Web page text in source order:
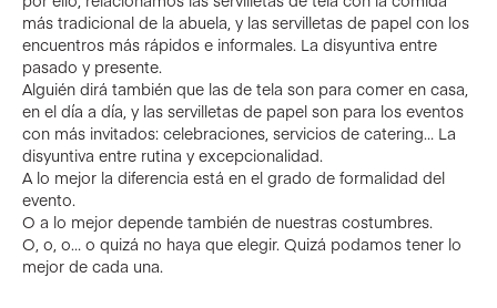
más tradicional de la abuela, y las servilletas de papel con los
encuentros más rápidos e informales. La disyuntiva entre
pasado y presente.
Alguién dirá también que las de tela son para comer en casa,
en el día a día, y las servilletas de papel son para los eventos
con más invitados: celebraciones, servicios de catering… La
disyuntiva entre rutina y excepcionalidad.
A lo mejor la diferencia está en el grado de formalidad del
evento.
O a lo mejor depende también de nuestras costumbres.
O, o, o… o quizá no haya que elegir. Quizá podamos tener lo
mejor de cada una.